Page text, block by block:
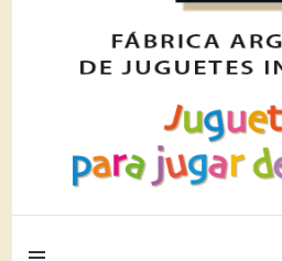
JNG PLAST
Juguetes para jugar de verdad